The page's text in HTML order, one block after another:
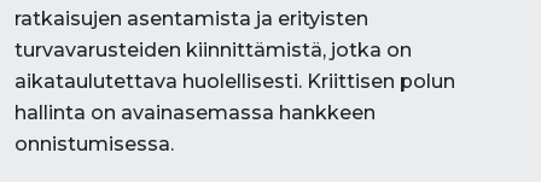
ratkaisujen asentamista ja erityisten
turvavarusteiden kiinnittämistä, jotka on
aikataulutettava huolellisesti. Kriittisen polun
hallinta on avainasemassa hankkeen
onnistumisessa.